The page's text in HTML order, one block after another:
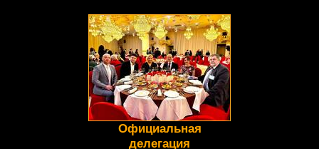
Официальная
делегация